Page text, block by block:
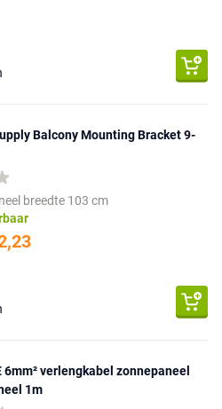
Balcony Mounting Bracket 9-
breedte 103 cm
6mm² verlengkabel zonnepaneel
1m